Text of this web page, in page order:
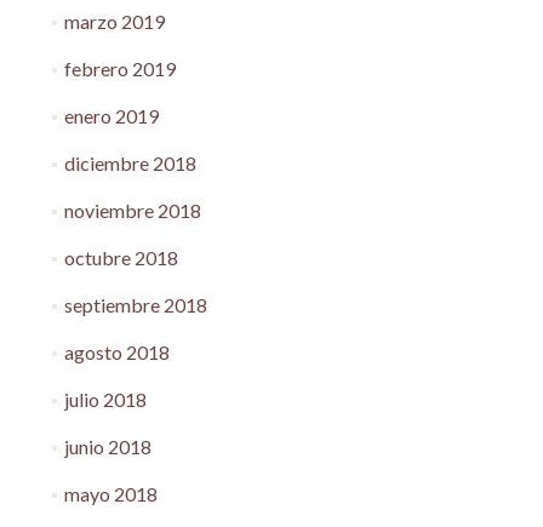
marzo 2019
febrero 2019
enero 2019
diciembre 2018
noviembre 2018
octubre 2018
septiembre 2018
agosto 2018
julio 2018
junio 2018
mayo 2018